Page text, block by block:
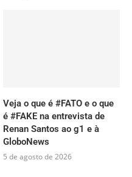
Veja o que é #FATO e o que
é #FAKE na entrevista de
Renan Santos ao g1 e à
GloboNews
5 de agosto de 2026